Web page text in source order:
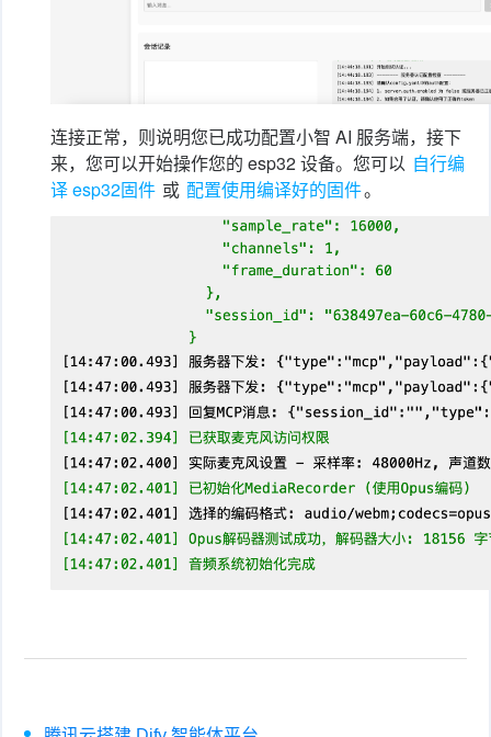
连接正常，则说明您已成功配置小智 AI 服务端，接下
来，您可以开始操作您的 esp32 设备。您可以 自行编
译 esp32固件 或 配置使用编译好的固件。